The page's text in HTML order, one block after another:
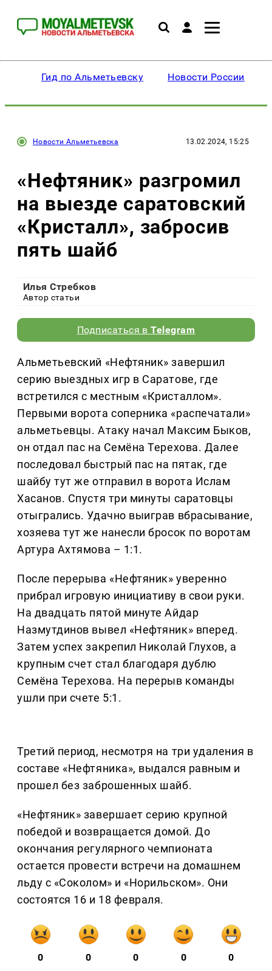
Гид по Альметьевску Новости России
Новости Альметьевска 13.02.2024, 15:25
«Нефтяник» разгромил
на выезде саратовский
«Кристалл», забросив
пять шайб
Илья Стребков
Автор статьи
Подписаться вTelegram
Альметьевский «Нефтяник» завершил
серию выездных игр в Саратове, где
встретился с местным «Кристаллом».
Первыми ворота соперника «распечатали»
альметьевцы. Атаку начал Максим Быков,
он отдал пас на Семёна Терехова. Далее
последовал быстрый пас на пятак, где
шайбу тут же отправил в ворота Ислам
Хасанов. Спустя три минуты саратовцы
отыгрались. Удачно выиграв вбрасывание,
хозяева тут же нанесли бросок по воротам
Артура Ахтямова – 1:1.
После перерыва «Нефтяник» уверенно
прибрал игровую инициативу в свои руки.
На двадцать пятой минуте Айдар
Назмутдинов вывел «Нефтяник» вперед.
Затем успех закрепил Николай Глухов, а
крупным счет стал благодаря дублю
Семёна Терехова. На перерыв команды
ушли при счете 5:1.
Третий период, несмотря на три удаления в
составе «Нефтяника», выдался равным и
прошел без заброшенных шайб.
«Нефтяник» завершает серию крупной
победой и возвращается домой. До
окончания регулярного чемпионата
остается провести встречи на домашнем
льду с «Соколом» и «Норильском». Они
состоятся 16 и 18 февраля.
0 0 0 0 0